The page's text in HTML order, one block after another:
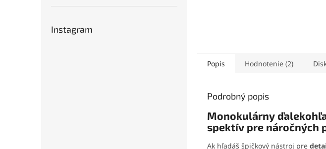
Instagram
Popis Hodnotenie (2)
Podrobný popis
Monokulárny
spektív pre náročných
Ak hľadáš špičkový nástroj pre